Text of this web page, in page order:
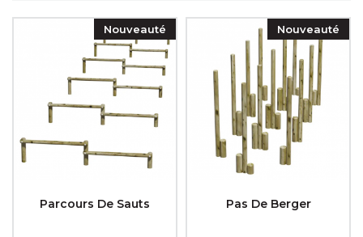
Nouveauté
Parcours De Sauts
Nouveauté
Pas De Berger